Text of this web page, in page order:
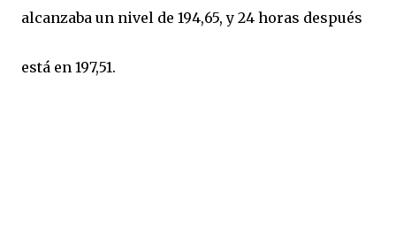
alcanzaba un nivel de 194,65, y 24 horas después
está en 197,51.